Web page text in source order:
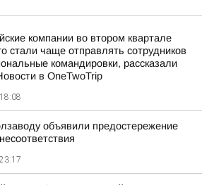
компании во втором квартале
стали чаще отправлять сотрудников
командировки, рассказали
в OneTwoTrip
объявили предостережение